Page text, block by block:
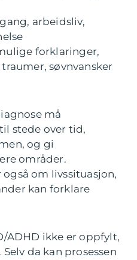
arbeidsliv,
forklaringer,
søvnvansker
må
stede over tid,
og gi
områder.
om livssituasjon,
kan forklare
ADHD ikke er oppfylt,
da kan prosessen